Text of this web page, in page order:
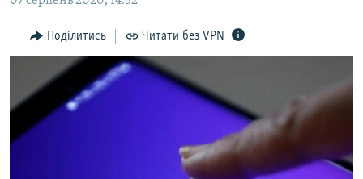
навігації
Перейти
до
БЛОГИ
ПОГЛЯД
ІНТЕРВ'Ю
ВСЕ ЗА ДЕНЬ
СПЕЦПРОЕКТИ
Поділитись Читати без VPN